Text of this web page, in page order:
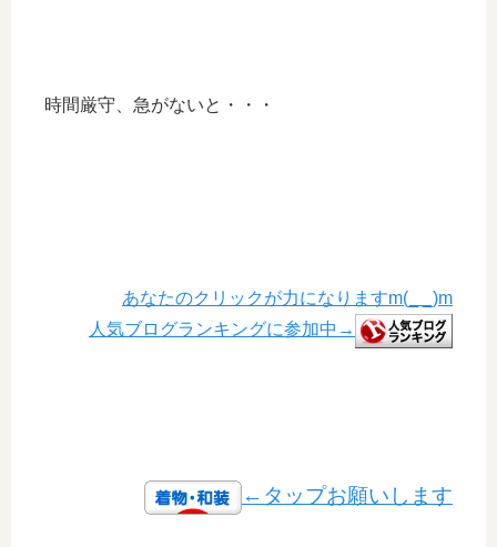
時間厳守、急がないと・・・
あなたのクリックが力になりますm(_ _)m
人気ブログランキングに参加中→
←タップお願いします